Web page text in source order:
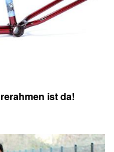
ist da!